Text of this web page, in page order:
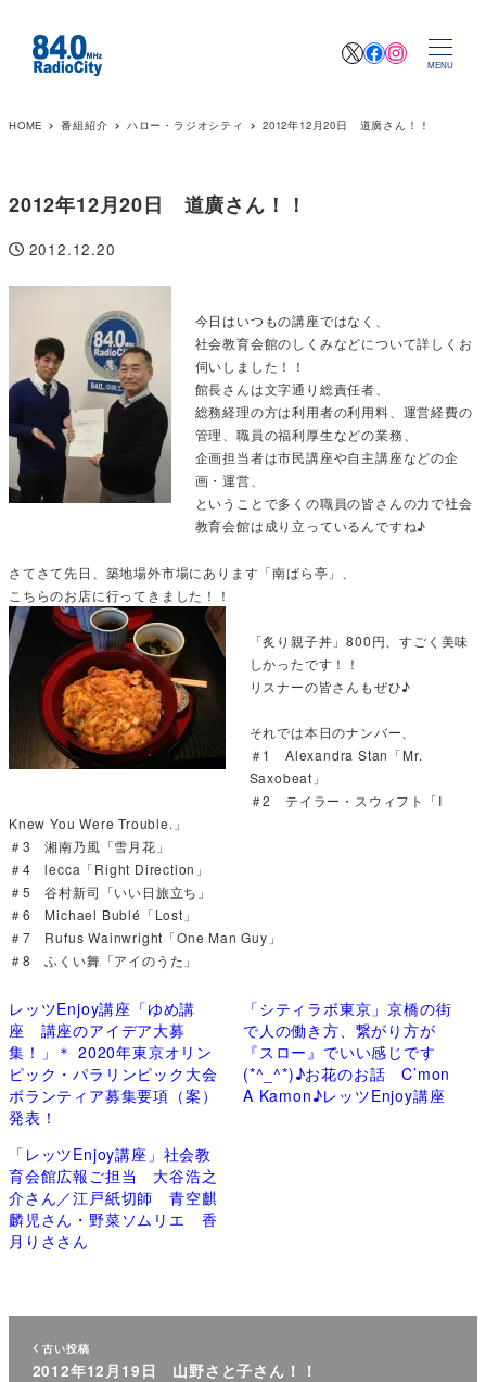
XFacebook
MENU
HOME 番組紹介 ハロー・ラジオシティ 2012年12月20日 道廣さん！！
2012年12月20日 道廣さん！！
投稿日
2012.12.20
今日はいつもの講座ではなく、
社会教育会館のしくみなどについて詳しくお
伺いしました！！
館長さんは文字通り総責任者、
総務経理の方は利用者の利用料、運営経費の
管理、職員の福利厚生などの業務、
企画担当者は市民講座や自主講座などの企
画・運営、
ということで多くの職員の皆さんの力で社会
教育会館は成り立っているんですね♪
さてさて先日、築地場外市場にあります「南ばら亭」、
こちらのお店に行ってきました！！
「炙り親子丼」800円、すごく美味
しかったです！！
リスナーの皆さんもぜひ♪
それでは本日のナンバー、
＃1 Alexandra Stan「Mr.
Saxobeat」
＃2 テイラー・スウィフト「I
Knew You Were Trouble.」
＃3 湘南乃風「雪月花」
＃4 lecca「Right Direction」
＃5 谷村新司「いい日旅立ち」
＃6 Michael Bublé「Lost」
＃7 Rufus Wainwright「One Man Guy」
＃8 ふくい舞「アイのうた」
レッツEnjoy講座「ゆめ講
座 講座のアイデア大募
集！」＊ 2020年東京オリン
ピック・パラリンピック大会
ボランティア募集要項（案）
発表！
「シティラボ東京」京橋の街
で人の働き方、繋がり方が
『スロー』でいい感じです
(*^_^*)♪お花のお話 C’mon
A Kamon♪レッツEnjoy講座
「レッツEnjoy講座」社会教
育会館広報ご担当 大谷浩之
介さん／江戸紙切師 青空麒
麟児さん・野菜ソムリエ 香
月りささん
古い投稿
2012年12月19日 山野さと子さん！！